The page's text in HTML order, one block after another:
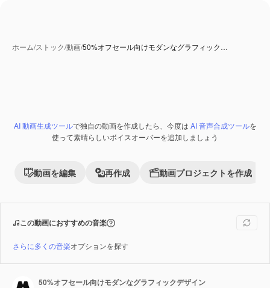
ホーム/ストック/動画/50%オフセール向けモダンなグラフィック…
Premium
AI 動画生成ツールで独自の動画を作成したら、今度は AI 音声合成ツールを
使って素晴らしいボイスオーバーを追加しましょう
動画を編集 再作成 動画プロジェクトを作成
この動画におすすめの音楽
さらに多くの音楽オプションを探す
50%オフセール向けモダンなグラフィックデザイン